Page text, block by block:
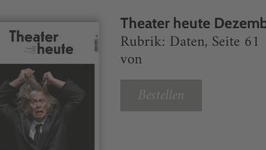
Theater heute
Rubrik: Daten, Seite 61
von
Bestellen